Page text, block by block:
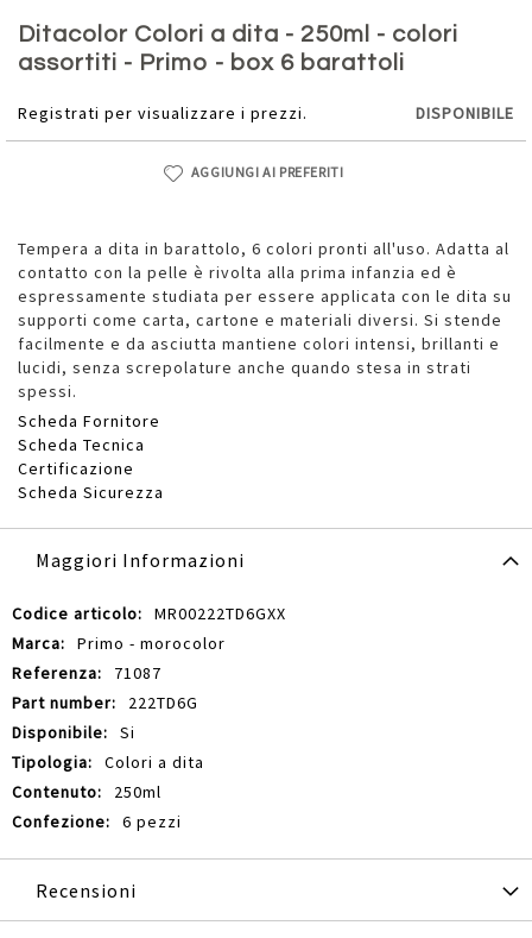
Ditacolor Colori a dita - 250ml - colori
assortiti - Primo - box 6 barattoli
Registrati per visualizzare i prezzi. DISPONIBILE
AGGIUNGI AI PREFERITI
Tempera a dita in barattolo, 6 colori pronti all'uso. Adatta al
contatto con la pelle è rivolta alla prima infanzia ed è
espressamente studiata per essere applicata con le dita su
supporti come carta, cartone e materiali diversi. Si stende
facilmente e da asciutta mantiene colori intensi, brillanti e
lucidi, senza screpolature anche quando stesa in strati
spessi.
Scheda Fornitore
Scheda Tecnica
Certificazione
Scheda Sicurezza
all'inizio
della
galleria
immagini
Maggiori Informazioni
Maggiori
Informazioni
MR00222TD6GXX
Primo - morocolor
71087
222TD6G
Si
Colori a dita
250ml
6 pezzi
Recensioni